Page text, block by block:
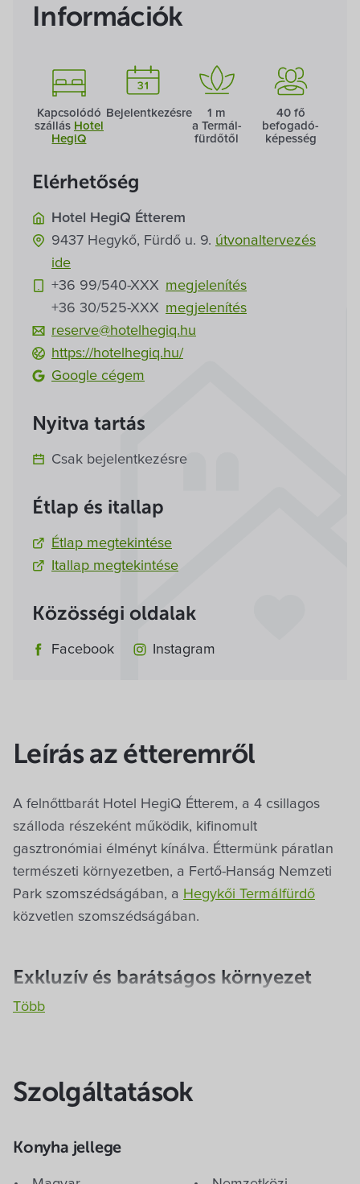
Közoktatási Intézmények
Egyesületek, alapítványok
Villa Igku Kft.
Dokumentumok
Leírás az étteremről
A felnőttbarát Hotel HegiQ Étterem, a 4 csillagos
szálloda részeként működik, kifinomult
gasztronómiai élményt kínálva. Éttermünk páratlan
természeti környezetben, a Fertő-Hanság Nemzeti
Park szomszédságában, a Hegykői Termálfürdő
közvetlen szomszédságában.
Exkluzív és barátságos környezet
egyszerre exkluzív, barátságos és inspiráló. Célunk,
hogy vendégeink számára maradandó élményt
meghitt rendezvény keretében.
Információk
Kapcsolódó
szállás Hotel
HegiQ
Bejelentkezésre
1 m
a Termál­
fürdőtől
40 fő
befogadó­
képesség
Elérhetőség
Hotel HegiQ Étterem
9437 Hegykő, Fürdő u. 9. útvonaltervezés
ide
+36 99/540-XXX megjelenítés
+36 30/525-XXX megjelenítés
reserve@hotelhegiq.hu
https://hotelhegiq.hu/
Google cégem
Nyitva tartás
Csak bejelentkezésre
Étlap és itallap
Étlap megtekintése
Itallap megtekintése
Közösségi oldalak
Facebook Instagram
Szolgáltatások
Konyha jellege